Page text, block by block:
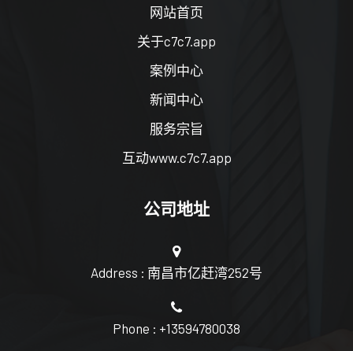
网站首页
关于c7c7.app
案例中心
新闻中心
服务宗旨
互动www.c7c7.app
公司地址
Address : 南昌市亿赶湾252号
Phone : +13594780038